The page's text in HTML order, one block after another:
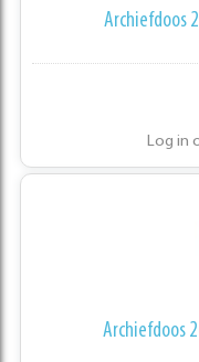
Archiefdoos
Log in
Archiefdoos